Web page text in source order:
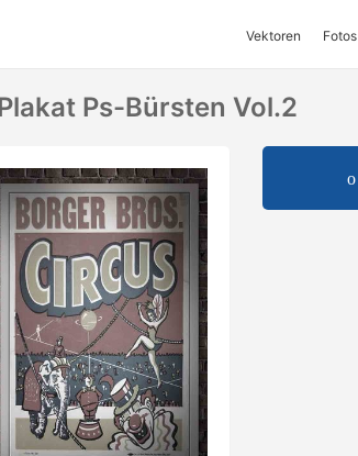
Vektoren Fotos
Ps-Bürsten Vol.2